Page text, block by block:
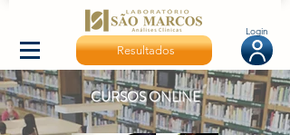
Resultados
Login
CURSOS ONLINE